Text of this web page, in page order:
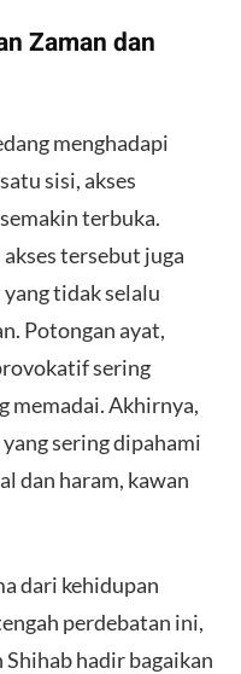
Zaman dan
menghadapi
sisi, akses
terbuka.
tersebut juga
tidak selalu
Potongan ayat,
sering
memadai. Akhirnya,
sering dipahami
dan haram, kawan
dari kehidupan
perdebatan ini,
hadir bagaikan